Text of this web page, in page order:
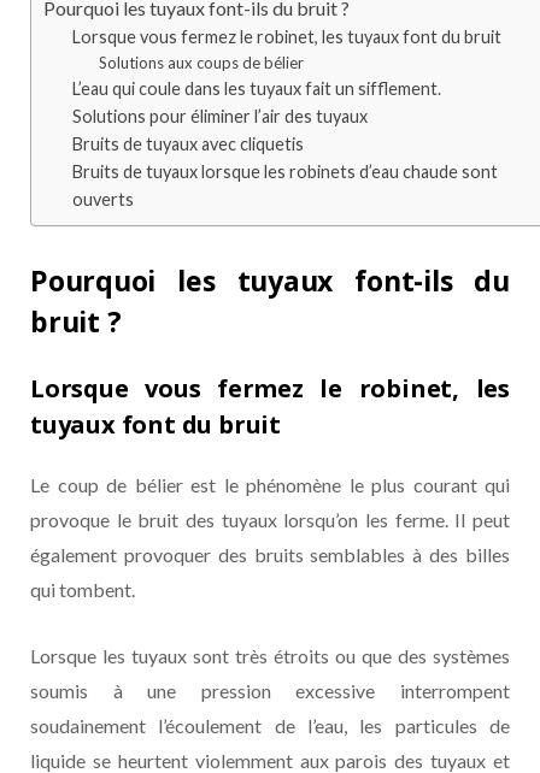
Pourquoi les tuyaux font-ils du bruit ?
Lorsque vous fermez le robinet, les tuyaux font du bruit
Solutions aux coups de bélier
L’eau qui coule dans les tuyaux fait un sifflement.
Solutions pour éliminer l’air des tuyaux
Bruits de tuyaux avec cliquetis
Bruits de tuyaux lorsque les robinets d’eau chaude sont
ouverts
Pourquoi les tuyaux font-ils du
bruit ?
Lorsque vous fermez le robinet, les
tuyaux font du bruit
Le coup de bélier est le phénomène le plus courant qui
provoque le bruit des tuyaux lorsqu’on les ferme. Il peut
également provoquer des bruits semblables à des billes
qui tombent.
Lorsque les tuyaux sont très étroits ou que des systèmes
soumis à une pression excessive interrompent
soudainement l’écoulement de l’eau, les particules de
liquide se heurtent violemment aux parois des tuyaux et